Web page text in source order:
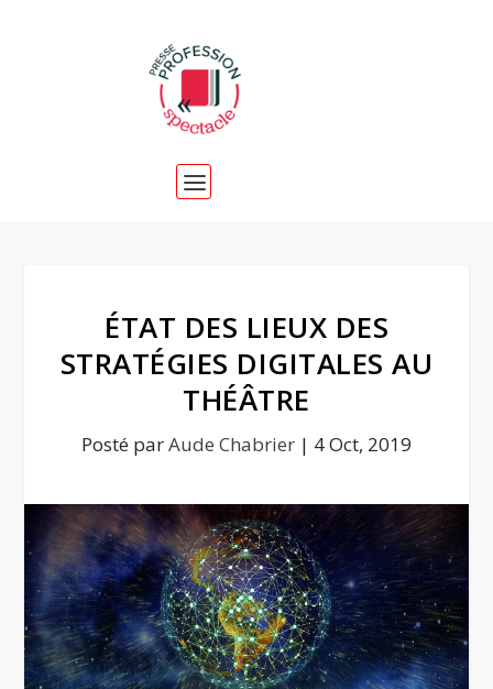
ÉTAT DES LIEUX DES
STRATÉGIES DIGITALES AU
THÉÂTRE
Posté parAude Chabrier | 4 Oct, 2019